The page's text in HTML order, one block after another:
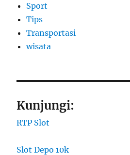
Sport
Tips
Transportasi
wisata
Kunjungi:
RTP Slot
Slot Depo 10k